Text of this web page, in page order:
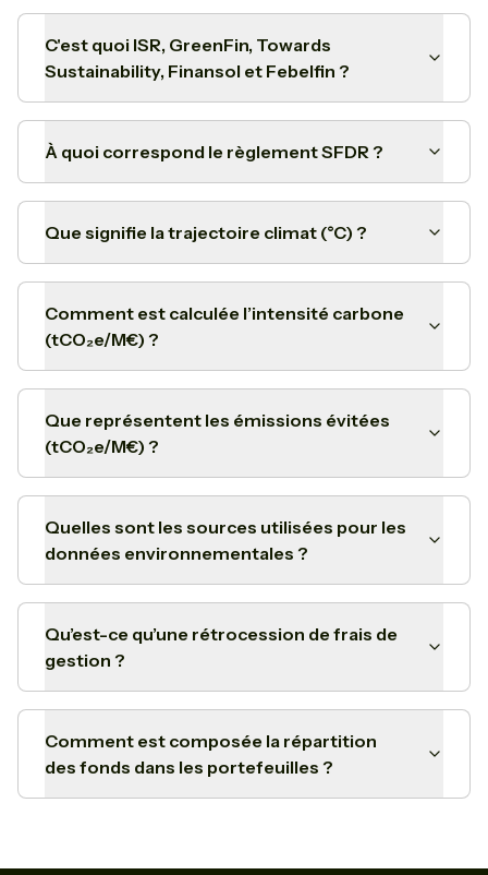
C'est quoi ISR, GreenFin, Towards
Sustainability, Finansol et Febelfin ?
À quoi correspond le règlement SFDR ?
Que signifie la trajectoire climat (°C) ?
Comment est calculée l’intensité carbone
(tCO₂e/M€) ?
Que représentent les émissions évitées
(tCO₂e/M€) ?
Quelles sont les sources utilisées pour les
données environnementales ?
Qu’est-ce qu’une rétrocession de frais de
gestion ?
Comment est composée la répartition
des fonds dans les portefeuilles ?